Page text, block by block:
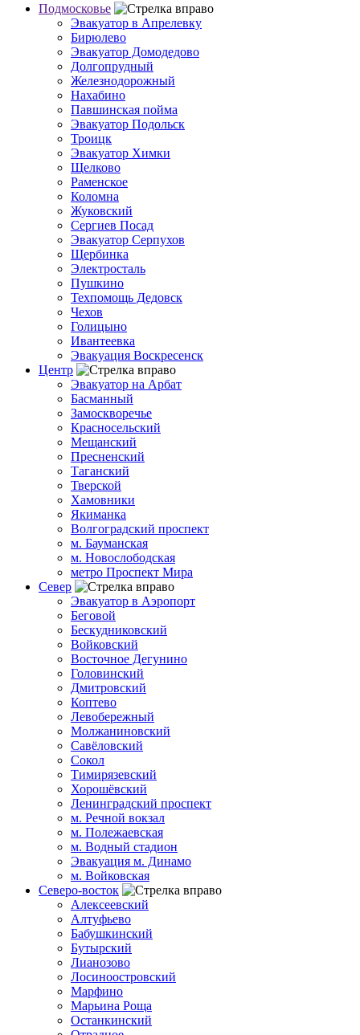
Подмосковье
Эвакуатор в Апрелевку
Бирюлево
Эвакуатор Домодедово
Долгопрудный
Железнодорожный
Нахабино
Павшинская пойма
Эвакуатор Подольск
Троицк
Эвакуатор Химки
Щелково
Раменское
Коломна
Жуковский
Сергиев Посад
Эвакуатор Серпухов
Щербинка
Электросталь
Пушкино
Техпомощь Дедовск
Чехов
Голицыно
Ивантеевка
Эвакуация Воскресенск
Центр
Эвакуатор на Арбат
Басманный
Замоскворечье
Красносельский
Мещанский
Пресненский
Таганский
Тверской
Хамовники
Якиманка
Волгоградский проспект
м. Бауманская
м. Новослободская
метро Проспект Мира
Север
Эвакуатор в Аэропорт
Беговой
Бескудниковский
Войковский
Восточное Дегунино
Головинский
Дмитровский
Коптево
Левобережный
Молжаниновский
Савёловский
Сокол
Тимирязевский
Хорошёвский
Ленинградский проспект
м. Речной вокзал
м. Полежаевская
м. Водный стадион
Эвакуация м. Динамо
м. Войковская
Северо-восток
Алексеевский
Алтуфьево
Бабушкинский
Бутырский
Лианозово
Лосиноостровский
Марфино
Марьина Роща
Останкинский